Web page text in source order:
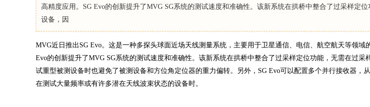
高精度应用。SG Evo的创新提升了MVG SG系统的测试速度和准确性。该新系统在拱桥中整合了过采样定
设备，因
MVG近日推出SG Evo。这是一种多探头球面近场天线测量系统，主要用于卫星通信、电信、航空航天等领域
Evo的创新提升了MVG SG系统的测试速度和准确性。该新系统在拱桥中整合了过采样定位功能，无需在过采
试重型被测设备时也避免了被测设备和方位角定位器的重力偏转。另外，SG Evo可以配置多个并行接收器，
在测试大量频率或有许多潜在天线波束状态的设备时。